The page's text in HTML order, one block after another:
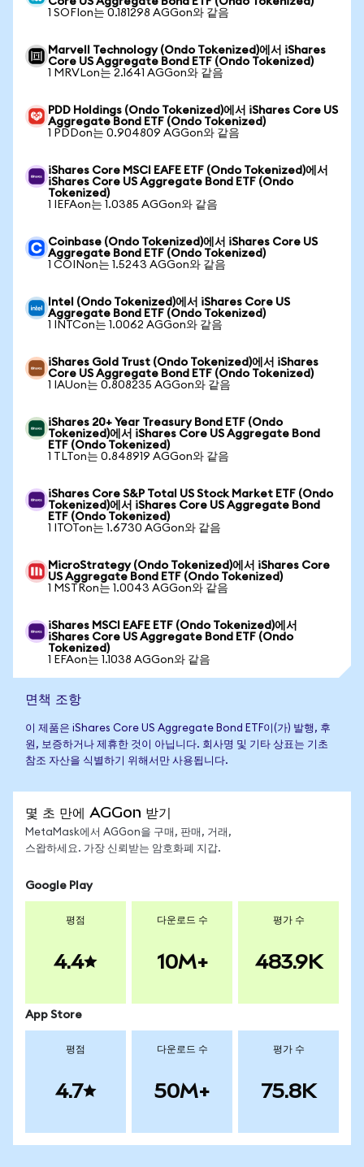
1 SOFIon는 0.181298 AGGon와 같음
Marvell Technology (Ondo Tokenized)에서 iShares
Core US Aggregate Bond ETF (Ondo Tokenized)
1 MRVLon는 2.1641 AGGon와 같음
PDD Holdings (Ondo Tokenized)에서 iShares Core US
Aggregate Bond ETF (Ondo Tokenized)
1 PDDon는 0.904809 AGGon와 같음
iShares Core MSCI EAFE ETF (Ondo Tokenized)에서
iShares Core US Aggregate Bond ETF (Ondo
Tokenized)
1 IEFAon는 1.0385 AGGon와 같음
Coinbase (Ondo Tokenized)에서 iShares Core US
Aggregate Bond ETF (Ondo Tokenized)
1 COINon는 1.5243 AGGon와 같음
Intel (Ondo Tokenized)에서 iShares Core US
Aggregate Bond ETF (Ondo Tokenized)
1 INTCon는 1.0062 AGGon와 같음
iShares Gold Trust (Ondo Tokenized)에서 iShares
Core US Aggregate Bond ETF (Ondo Tokenized)
1 IAUon는 0.808235 AGGon와 같음
iShares 20+ Year Treasury Bond ETF (Ondo
Tokenized)에서 iShares Core US Aggregate Bond
ETF (Ondo Tokenized)
1 TLTon는 0.848919 AGGon와 같음
iShares Core S&P Total US Stock Market ETF (Ondo
Tokenized)에서 iShares Core US Aggregate Bond
ETF (Ondo Tokenized)
1 ITOTon는 1.6730 AGGon와 같음
MicroStrategy (Ondo Tokenized)에서 iShares Core
US Aggregate Bond ETF (Ondo Tokenized)
1 MSTRon는 1.0043 AGGon와 같음
iShares MSCI EAFE ETF (Ondo Tokenized)에서
iShares Core US Aggregate Bond ETF (Ondo
Tokenized)
1 EFAon는 1.1038 AGGon와 같음
면책 조항
이 제품은 iShares Core US Aggregate Bond ETF이(가) 발행, 후
원, 보증하거나 제휴한 것이 아닙니다. 회사명 및 기타 상표는 기초
참조 자산을 식별하기 위해서만 사용됩니다.
몇 초 만에 AGGon 받기
MetaMask에서 AGGon을 구매, 판매, 거래,
스왑하세요. 가장 신뢰받는 암호화폐 지갑.
Google Play
평점
4.4
다운로드 수
10M+
평가 수
483.9K
App Store
평점
4.7
다운로드 수
50M+
평가 수
75.8K